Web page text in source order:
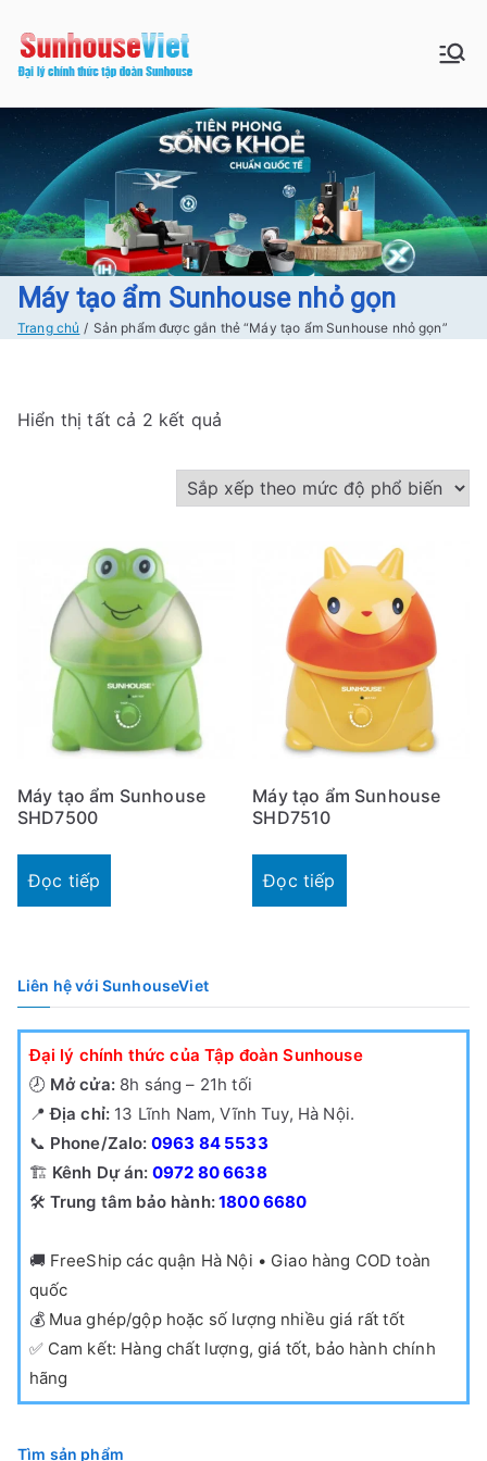
tới
nội
dung
Đồ gia dụng|
Điện gia
dụng|Nhà
bếp|Điện
tại Hà nội
Bán buôn bán lẻ hàng Sunhouse
Hà Nội
Máy tạo ẩm Sunhouse nhỏ gọn
Trang chủ Sản phẩm được gắn thẻ “Máy tạo ẩm Sunhouse nhỏ gọn”
Hiển thị tất cả 2 kết quả
s
ắ
b
i
ế
n
Máy tạo ẩm Sunhouse
SHD7500
Đọc tiếp
Máy tạo ẩm Sunhouse
SHD7510
Đọc tiếp
Liên hệ với SunhouseViet
Đại lý chính thức của Tập đoàn Sunhouse
🕗 Mở cửa:8h sáng – 21h tối
📍Địa chỉ: 13 Lĩnh Nam, Vĩnh Tuy, Hà Nội.
📞 Phone/Zalo: 0963 84 5533
🏗️ Kênh Dự án: 0972 80 6638
🛠️ Trung tâm bảo hành:1800 6680
🚚 FreeShip các quận Hà Nội • Giao hàng COD toàn
quốc
💰 Mua ghép/gộp hoặc số lượng nhiều giá rất tốt
✅ Cam kết: Hàng chất lượng, giá tốt, bảo hành chính
hãng
Tìm sản phẩm